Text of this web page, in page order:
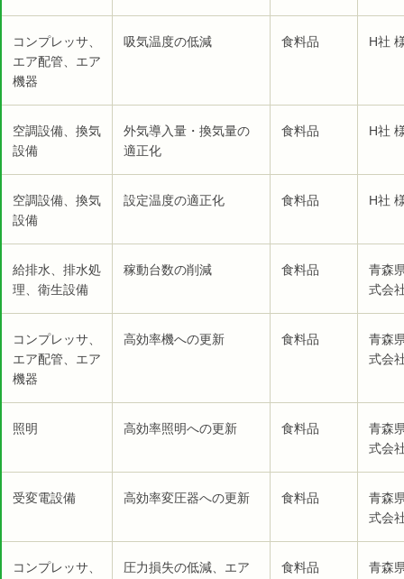
コンプレッサ、
エア配管、エア
機器
吸気温度の低減 食料品 H社
空調設備、換気
設備
外気導入量・換気量の
適正化
食料品 H社
空調設備、換気
設備
設定温度の適正化 食料品 H社
給排水、排水処
理、衛生設備
稼動台数の削減 食料品
青森
式会
コンプレッサ、
エア配管、エア
機器
高効率機への更新 食料品
青森
式会
照明 高効率照明への更新 食料品
青森
式会
受変電設備 高効率変圧器への更新 食料品
青森
式会
コンプレッサ、
圧力損失の低減、エア
食料品
青森